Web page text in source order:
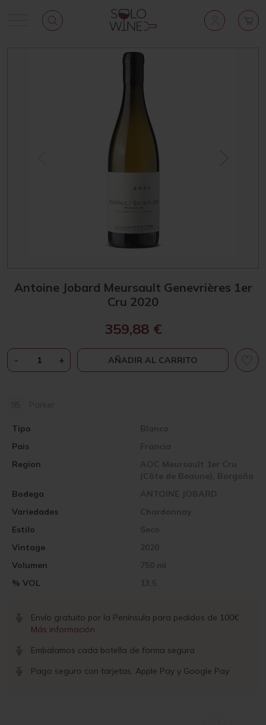
Antoine Jobard Meursault Genevrières 1er
Cru 2020
Parker
Pais Francia
Vintage 2020
Region
AOC Meursault 1er Cru
(Côte de Beaune), Borgoña
Volumen 750 ml
Bodega ANTOINE JOBARD
% VOL 13,5
Variedades Chardonnay
Tipo Blanco
Estilo Seco
359,88 €
-ANTOINE
JOBARD
1ER
2020
CANTIDAD
+ AÑADIR AL CARRITO
Envío gratuito por la Península para pedidos de 100€
Más información
Embalamos cada botella de forma segura
Pago seguro con tarjetas, Apple Pay y Google Pay